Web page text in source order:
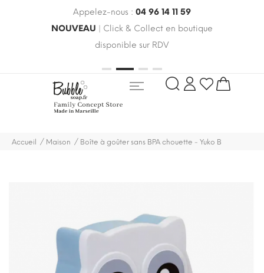
Appelez-nous : 04 96 14 11 59
NOUVEAU | Click & Collect en boutique
disponible sur RDV
Accueil Maison Boîte à goûter sans BPA chouette - Yuko B